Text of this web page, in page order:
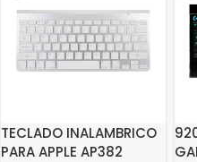
TECLADO INALAMBRICO
PARA APPLE AP382